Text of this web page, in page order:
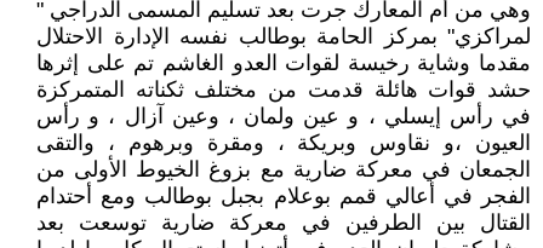
وهي من أم المعارك جرت بعد تسليم المسمى الدراجي "
لمراكزي" بمركز الحامة بوطالب نفسه الإدارة الاحتلال
مقدما وشاية رخيسة لقوات العدو الغاشم تم على إثرها
حشد قوات هائلة قدمت من مختلف ثكناته المتمركزة
في رأس إيسلي ، و عين ولمان ، وعين آزال ، و رأس
العيون ،و نقاوس وبريكة ، ومقرة وبرهوم ، والتقى
الجمعان في معركة ضارية مع بزوغ الخيوط الأولى من
الفجر في أعالي قمم بوعلام بجبل بوطالب ومع أحتدام
القتال بين الطرفين في معركة ضارية توسعت بعد